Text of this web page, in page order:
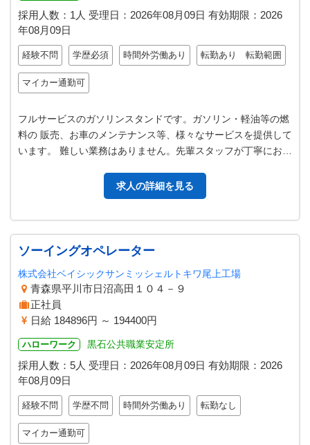
採用人数：1人 受理日： 2026年08月09日 有効期限： 2026
年08月09日
経験不問 学歴必須 時間外労働あり 転勤あり 転勤範囲
マイカー通勤可
フルサービスのガソリンスタンドです。ガソリン・軽油等の燃
料の 販売、お車のメンテナンス等、様々なサービスを提供して
います。 難しい業務はありません。先輩スタッフが丁寧にお教
求人の詳細を見る
ソーイングオペレーター
株式会社ベイシックサンミッシェルトキワ尾上工場
青森県平川市日沼高田１０４－９
正社員
日給 184896円 ～ 194400円
ハローワーク 黒石公共職業安定所
採用人数：5人 受理日： 2026年08月09日 有効期限： 2026
年08月09日
経験不問 学歴不問 時間外労働あり 転勤なし
マイカー通勤可